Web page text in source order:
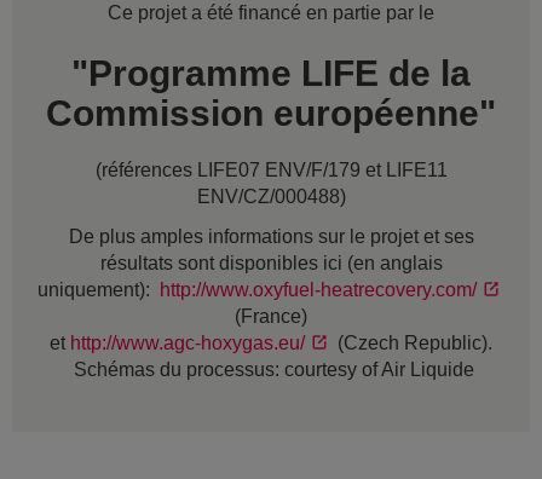
Ce projet a été financé en partie par le
"Programme LIFE de la
Commission européenne"
(références LIFE07 ENV/F/179 et LIFE11
ENV/CZ/000488)
De plus amples informations sur le projet et ses
résultats sont disponibles ici (en anglais
uniquement):
http://www.oxyfuel-heatrecovery.com/
(France)
et http://www.agc-hoxygas.eu/
(Czech Republic).
Schémas du processus: courtesy of Air Liquide